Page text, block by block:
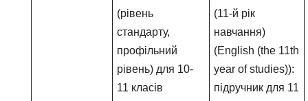
(рівень
стандарту,
профільний
рівень) для 10-
11 класів
(11-й рік
навчання)
(English (the 11th
year of studies)):
підручник для 11